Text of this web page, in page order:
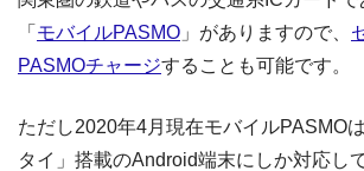
「 モバイルPASMO 」がありますので、
PASMOチャージすることも可能です。
ただし2020年4月現在モバイルPASMO
タイ」搭載のAndroid端末にしか対応し